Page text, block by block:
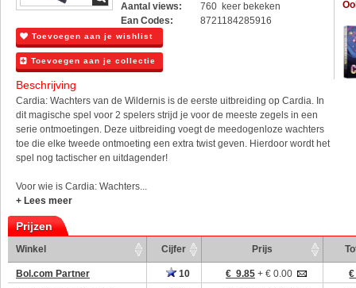
Aantal views:
760 keer bekeken
Ean Codes:
8721184285916
Toevoegen aan je wishlist
Toevoegen aan je collectie
Beschrijving
Cardia: Wachters van de Wildernis is de eerste uitbreiding op Cardia. In
dit magische spel voor 2 spelers strijd je voor de meeste zegels in een
serie ontmoetingen. Deze uitbreiding voegt de meedogenloze wachters
toe die elke tweede ontmoeting een extra twist geven. Hierdoor wordt het
spel nog tactischer en uitdagender!
Voor wie is Cardia: Wachters...
+ Lees meer
Prijzen
Winkel Cijfer Prijs
Bol.com Partner 10 € 9.85 + € 0.00